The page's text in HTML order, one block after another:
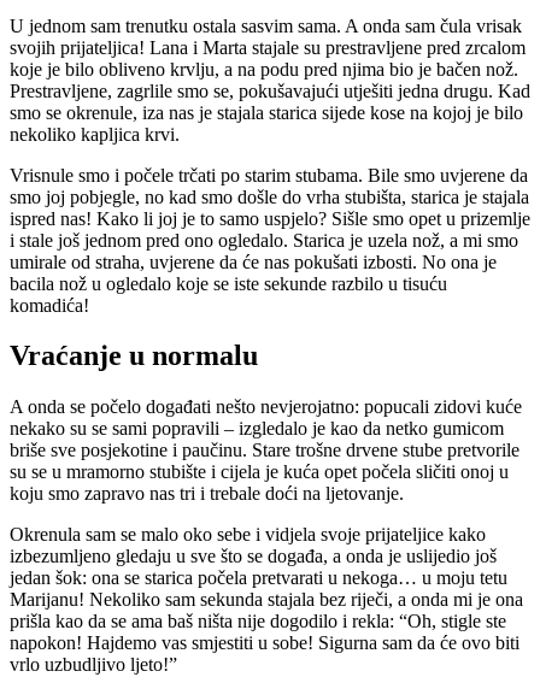
U jednom sam trenutku ostala sasvim sama. A onda sam čula vrisak
svojih prijateljica! Lana i Marta stajale su prestravljene pred zrcalom
koje je bilo obliveno krvlju, a na podu pred njima bio je bačen nož.
Prestravljene, zagrlile smo se, pokušavajući utješiti jedna drugu. Kad
smo se okrenule, iza nas je stajala starica sijede kose na kojoj je bilo
nekoliko kapljica krvi.
Vrisnule smo i počele trčati po starim stubama. Bile smo uvjerene da
smo joj pobjegle, no kad smo došle do vrha stubišta, starica je stajala
ispred nas! Kako li joj je to samo uspjelo? Sišle smo opet u prizemlje
i stale još jednom pred ono ogledalo. Starica je uzela nož, a mi smo
umirale od straha, uvjerene da će nas pokušati izbosti. No ona je
bacila nož u ogledalo koje se iste sekunde razbilo u tisuću
komadića!
Vraćanje u normalu
A onda se počelo događati nešto nevjerojatno: popucali zidovi kuće
nekako su se sami popravili – izgledalo je kao da netko gumicom
briše sve posjekotine i paučinu. Stare trošne drvene stube pretvorile
su se u mramorno stubište i cijela je kuća opet počela sličiti onoj u
koju smo zapravo nas tri i trebale doći na ljetovanje.
Okrenula sam se malo oko sebe i vidjela svoje prijateljice kako
izbezumljeno gledaju u sve što se događa, a onda je uslijedio još
jedan šok: ona se starica počela pretvarati u nekoga… u moju tetu
Marijanu! Nekoliko sam sekunda stajala bez riječi, a onda mi je ona
prišla kao da se ama baš ništa nije dogodilo i rekla: “Oh, stigle ste
napokon! Hajdemo vas smjestiti u sobe! Sigurna sam da će ovo biti
vrlo uzbudljivo ljeto!”